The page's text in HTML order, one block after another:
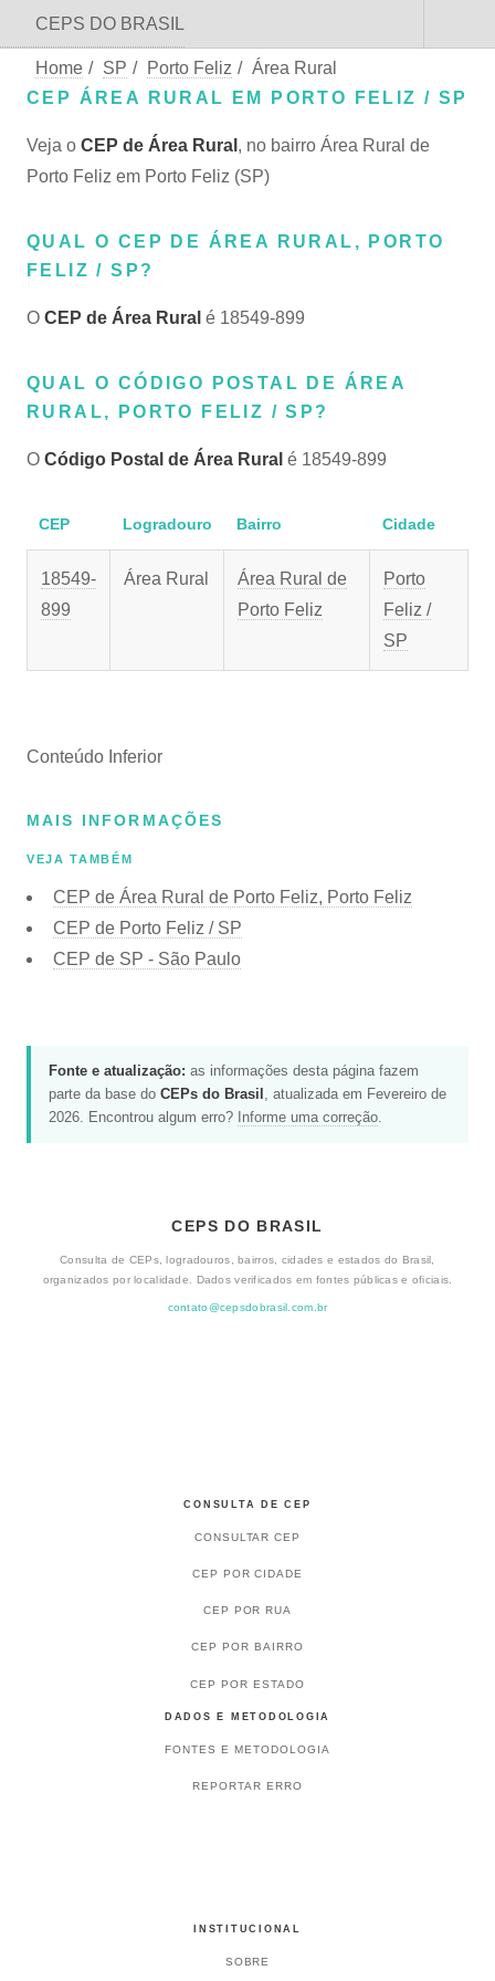
CEPS DO BRASIL
Home / SP / Porto Feliz / Área Rural
CEP ÁREA RURAL EM PORTO FELIZ / SP
Veja o CEP de Área Rural , no bairro Área Rural de
Porto Feliz em Porto Feliz (SP)
QUAL O CEP DE ÁREA RURAL, PORTO
FELIZ / SP?
O CEP de Área Rural é 18549-899
QUAL O CÓDIGO POSTAL DE ÁREA
RURAL, PORTO FELIZ / SP?
O Código Postal de Área Rural é 18549-899
CEP Logradouro Bairro Cidade
18549-
899
Área Rural
Área Rural de
Porto Feliz
Porto
Feliz /
SP
Conteúdo Inferior
MAIS INFORMAÇÕES
VEJA TAMBÉM
CEP de Área Rural de Porto Feliz, Porto Feliz
CEP de Porto Feliz / SP
CEP de SP - São Paulo
Fonte e atualização: as informações desta página fazem
parte da base do CEPs do Brasil , atualizada em Fevereiro de
2026. Encontrou algum erro? Informe uma correção.
CEPS DO BRASIL
Consulta de CEPs, logradouros, bairros, cidades e estados do Brasil,
organizados por localidade. Dados verificados em fontes públicas e oficiais.
contato@cepsdobrasil.com.br
CONSULTA DE CEP
CONSULTAR CEP
CEP POR CIDADE
CEP POR RUA
CEP POR BAIRRO
CEP POR ESTADO
DADOS E METODOLOGIA
FONTES E METODOLOGIA
REPORTAR ERRO
INSTITUCIONAL
SOBRE